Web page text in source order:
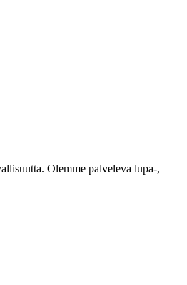
Olemme palveleva lupa-,